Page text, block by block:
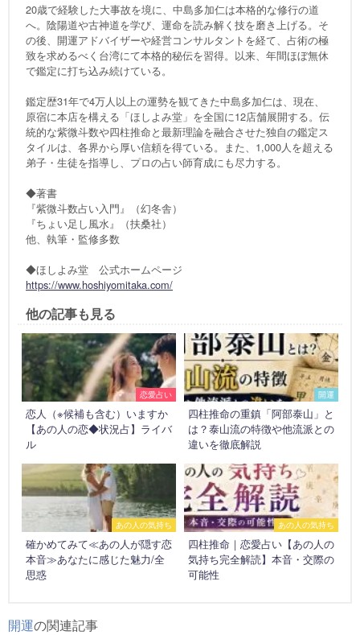
20歳で経験した大事故を境に、中島多加仁は本格的な修行の道
へ。陰陽道や古神道を学び、運命を読み解く技を磨き上げる。そ
の後、開運アドバイザーや経営コンサルタントを経て、占術の極
致を求めるべく台湾にて本格的秘伝を習得。以来、年間ほぼ無休
で鑑定に打ち込み続けている。
鑑定歴31年で4万人以上の運勢を観てきた中島多加仁は、現在、
原宿に本店を構える「ほしよみ堂」を全国に12店舗展開する。伝
統的な紫微斗数や四柱推命と最新理論を融合させた独自の鑑定ス
タイルは、各界から厚い信頼を得ている。また、1,000人を超える
弟子・生徒を指導し、プロの占い師育成にも尽力する。
◆著書
『紫微斗数占い入門』（幻冬舎）
『ちょい足し風水』（扶桑社）
他、執筆・監修多数
◆ほしよみ堂 公式ホームページ
https://www.hoshiyomitaka.com/
他の記事も見る
恋愛占い
恋人（※候補も含む）いますか
【あの人の恋◆状況占】ライバ
ル
開運
四柱推命の重鎮「阿部泰山」と
は？泰山流の特徴や他流派との
違いを徹底解説
あの人の気持ち
確かめてみて≪あの人が隠す恋
本音≫あなたに感じた魅力/全
思惑
あの人の気持ち
四柱推命｜恋愛占い【あの人の
気持ち完全解読】本音・交際の
可能性
開運の関連記事